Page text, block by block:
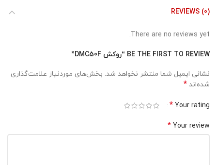
REVIEWS (0)
There are no reviews yet.
BE THE FIRST TO REVIEW “روکش DMC50F”
نشانی ایمیل شما منتشر نخواهد شد. بخش‌های موردنیاز علامت‌گذاری
شده‌اند *
Your rating
*
Your review
*